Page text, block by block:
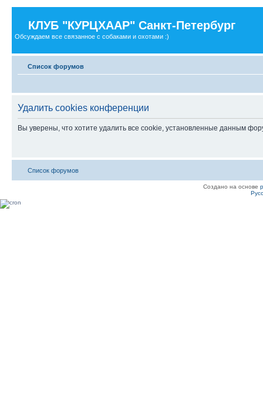
КЛУБ "КУРЦХААР" Санкт-Петербург
Обсуждаем все связанное с собаками и охотами :)
Список форумов
Удалить cookies конференции
Вы уверены, что хотите удалить все cookie, установленные данным
Список форумов
Создано на основе